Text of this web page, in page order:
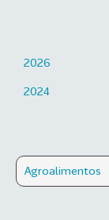
2026
2024
Agroalimentos